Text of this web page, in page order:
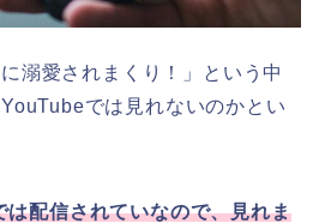
溺愛されまくり！ 」
という中
では見れないのかとい
配信されていなので、見れま